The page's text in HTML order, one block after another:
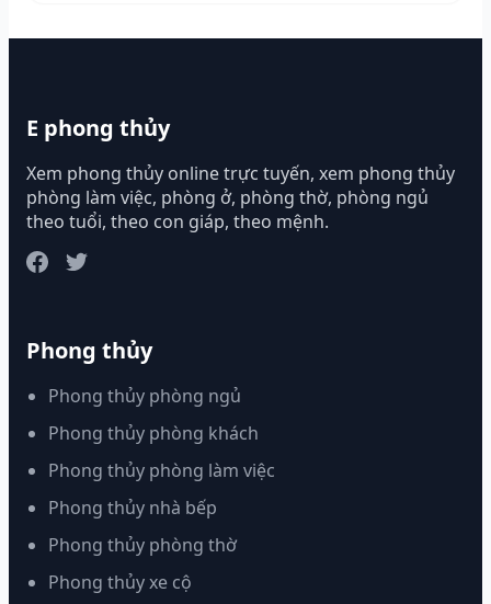
E phong thủy
Xem phong thủy online trực tuyến, xem phong thủy
phòng làm việc, phòng ở, phòng thờ, phòng ngủ
theo tuổi, theo con giáp, theo mệnh.
Phong thủy
Phong thủy phòng ngủ
Phong thủy phòng khách
Phong thủy phòng làm việc
Phong thủy nhà bếp
Phong thủy phòng thờ
Phong thủy xe cộ